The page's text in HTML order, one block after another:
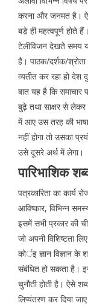
करना और जनमत है। ऐसे
बड़े ही महत्वपूर्ण होते
टेलीविजन देखते समय
है। पाठक/दर्शक/
व्यतीत कर रहा हो देश
बात यह है कि
बुढ़े तथा साक्षर से लेकर
में आए उस तरह की
नहीं होगा तो उसका
उसे दूसरे अर्थ में लेगा।
पारिभाशिक
पत्रकारिता का कार्य
आविष्कार, विभिन्न
इसमें सभी प्रकार की
जो अपनी विशिष्टता
कोर्इ ज्ञान विज्ञान के
संबंधित हो सकता है।
चुनौती होती है। ऐसे
लिप्यंतरण कर दिया